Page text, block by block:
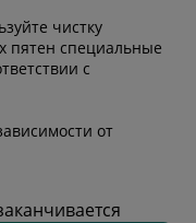
чистку
пятен специальные
с
от